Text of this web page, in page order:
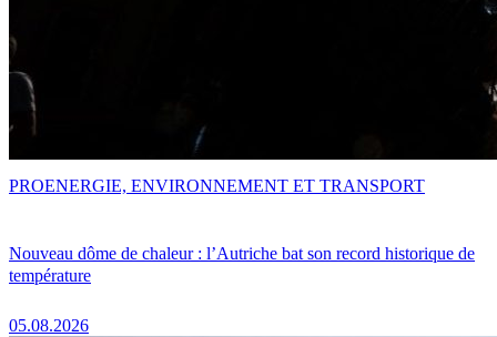
Nouveau dôme de chaleur : l’Autriche bat son record historique de
température
05.08.2026
PROENERGIE, ENVIRONNEMENT ET TRANSPORT